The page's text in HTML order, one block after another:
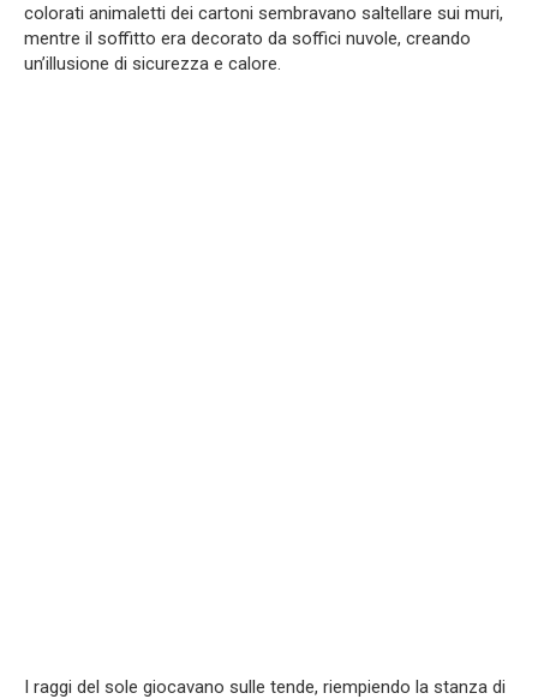
colorati animaletti dei cartoni sembravano saltellare sui muri,
mentre il soffitto era decorato da soffici nuvole, creando
un’illusione di sicurezza e calore.
I raggi del sole giocavano sulle tende, riempiendo la stanza di